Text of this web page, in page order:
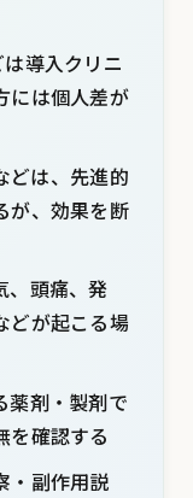
は導入クリニ
には個人差が
どは、先進的
が、効果を断
、頭痛、発
どが起こる場
薬剤・製剤で
を確認する
・副作用説